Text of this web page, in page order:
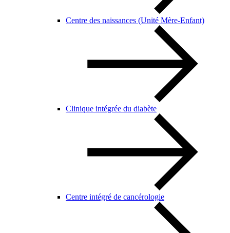
Centre des naissances (Unité Mère-Enfant)
Clinique intégrée du diabète
Centre intégré de cancérologie